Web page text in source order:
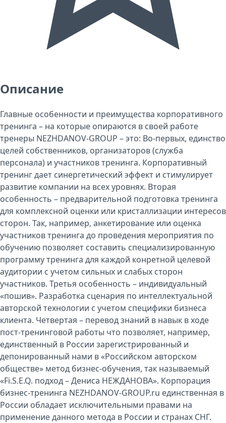
Описание
Главные особенности и преимущества корпоративного
тренинга – на которые опираются в своей работе
тренеры NEZHDANOV-GROUP – это: Во-первых, единство
целей собственников, организаторов (служба
персонала) и участников тренинга. Корпоративный
тренинг дает синергетический эффект и стимулирует
развитие компании на всех уровнях. Вторая
особенность – предварительной подготовка тренинга
для комплексной оценки или кристаллизации интересов
сторон. Так, например, анкетирование или оценка
участников тренинга до проведения мероприятия по
обучению позволяет составить специализированную
программу тренинга для каждой конретной целевой
аудитории с учетом сильных и слабых сторон
участников. Третья особенность – индивидуальный
«пошив». Разработка сценария по интеллектуальной
авторской технологии с учетом специфики бизнеса
клиента. Четвертая – перевод знаний в навык в ходе
пост-тренинговой работы что позволяет, например,
единственный в России зарегистрированный и
депонированный нами в «Российском авторском
обществе» метод бизнес-обучения, так называемый
«Fi.S.E.Q. подход – Дениса НЕЖДАНОВА». Корпорация
бизнес-тренинга NEZHDANOV-GROUP.ru единственная в
России обладает исключительными правами на
применение данного метода в России и странах СНГ.